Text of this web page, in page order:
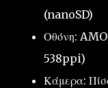
(nanoSD)
Οθόνη:
538ppi)
Κάμερα: